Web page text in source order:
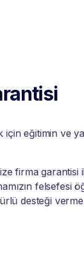
için eğitimin ve
firma garantisi
felsefesi
desteği